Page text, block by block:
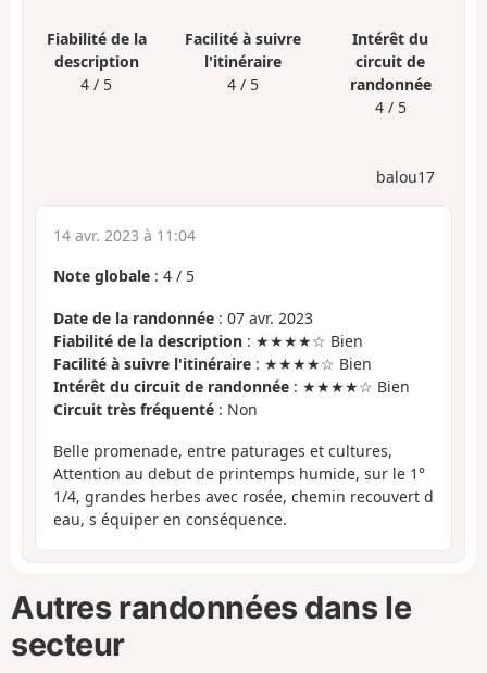
Fiabilité de la
description
4 / 5
Facilité à suivre
l'itinéraire
4 / 5
Intérêt du
circuit de
randonnée
4 / 5
balou17
14 avr. 2023 à 11:04
Note globale : 4 / 5
Date de la randonnée : 07 avr. 2023
Fiabilité de la description : ★★★★☆ Bien
Facilité à suivre l'itinéraire : ★★★★☆ Bien
Intérêt du circuit de randonnée : ★★★★☆ Bien
Circuit très fréquenté : Non
Belle promenade, entre paturages et cultures,
Attention au debut de printemps humide, sur le 1°
1/4, grandes herbes avec rosée, chemin recouvert d
eau, s équiper en conséquence.
Autres randonnées dans le
secteur